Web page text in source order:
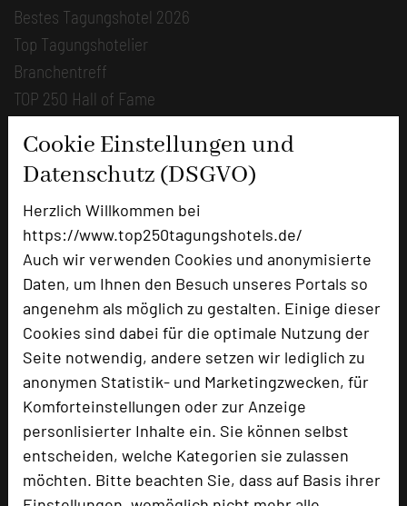
Cookie Einstellungen und
Datenschutz (DSGVO)
Herzlich Willkommen bei
https://www.top250tagungshotels.de/
Auch wir verwenden Cookies und anonymisierte
Daten, um Ihnen den Besuch unseres Portals so
angenehm als möglich zu gestalten. Einige dieser
Cookies sind dabei für die optimale Nutzung der
Seite notwendig, andere setzen wir lediglich zu
anonymen Statistik- und Marketingzwecken, für
Komforteinstellungen oder zur Anzeige
personlisierter Inhalte ein. Sie können selbst
entscheiden, welche Kategorien sie zulassen
möchten. Bitte beachten Sie, dass auf Basis ihrer
Bestes Tagungshotel 2026
Top Tagungshotelier
Branchentreff
TOP 250 Hall of Fame
Alle Informationen
Beliebte Suchlisten
Profisuche
Seminar
Konferenz
Klausur
Event
Kreativformate
Ansprechpartner
Kontakt